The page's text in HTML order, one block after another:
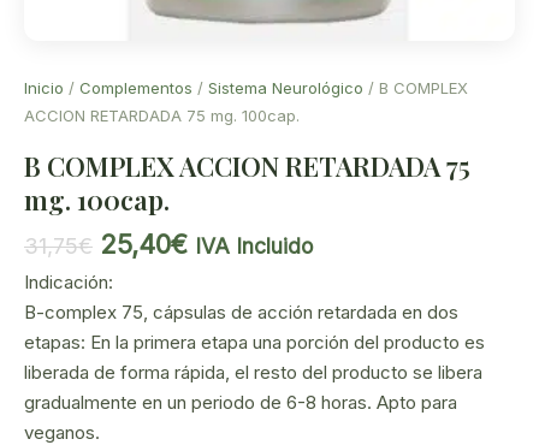
Inicio / Complementos / Sistema Neurológico / B COMPLEX
ACCION RETARDADA 75 mg. 100cap.
B COMPLEX ACCION RETARDADA 75
mg. 100cap.
31,75€ El
original
era:
31,75€.
25,40€El
actual
es:
25,40€.
IVA Incluido
Indicación:
B-complex 75, cápsulas de acción retardada en dos
etapas: En la primera etapa una porción del producto es
liberada de forma rápida, el resto del producto se libera
gradualmente en un periodo de 6-8 horas. Apto para
veganos.